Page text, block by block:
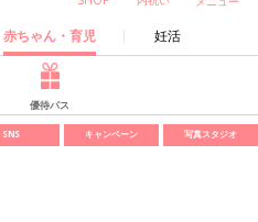
赤ちゃん・育児 妊活
優待パス
SNS キャンペーン 写真スタジオ